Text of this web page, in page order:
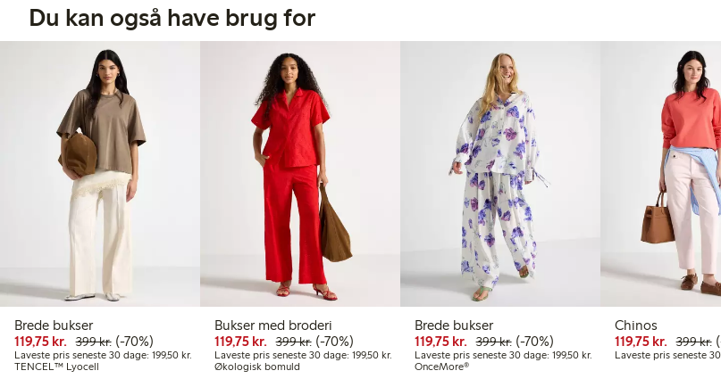
Du kan også have brug for
Brede bukser
119,75 kr. Nedsat pris: 119,75 kr.
399 kr.Normalpris: 399,00 kr.
70 % rabat
(-70%)
Laveste pris seneste 30 dage: 199,50 kr. Laveste pris seneste 30 dage: 199,50 kr.
TENCEL™ Lyocell
Bukser med broderi
119,75 kr. Nedsat pris: 119,75 kr.
399 kr.Normalpris: 399,00 kr.
70 % rabat
(-70%)
Laveste pris seneste 30 dage: 199,50 kr. Laveste pris seneste 30 dage: 199,50 kr.
Økologisk bomuld
Brede bukser
119,75 kr. Nedsat pris: 119,75 kr.
399 kr.Normalpris: 399,00 kr.
70 % rabat
(-70%)
Laveste pris seneste 30 dage: 199,50 kr. Laveste pris seneste 30
OnceMore®
Chinos
119,75 kr. Nedsat
399 kr.
Laveste pris seneste